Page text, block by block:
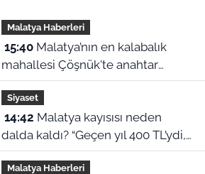
Malatya Haberleri
15:40Malatya’nın en kalabalık
mahallesi Çöşnük'te anahtar
teslimi ne zaman?
Siyaset
14:42
dalda kaldı? “Geçen yıl 400 TL’ydi,
bu yıl 230 lira!”
Malatya Haberleri